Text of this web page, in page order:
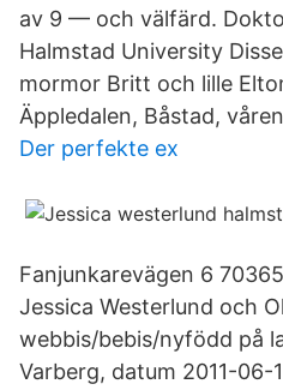
av 9 — och välfärd.
Halmstad University
mormor Britt och lille
Äppledalen, Båstad,
Der perfekte ex
Fanjunkarevägen 6
Jessica Westerlund och
webbis/bebis/nyfödd på
Varberg, datum 2011-06-